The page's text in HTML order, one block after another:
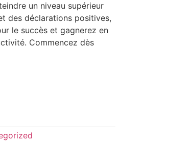
un niveau supérieur
des déclarations positives,
le succès et gagnerez en
Commencez dès